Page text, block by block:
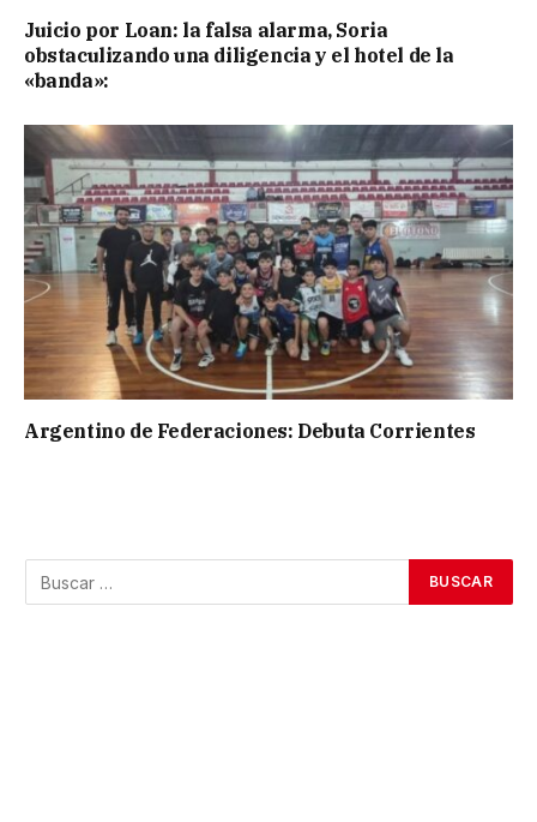
Juicio por Loan: la falsa alarma, Soria
obstaculizando una diligencia y el hotel de la
«banda»:
Argentino de Federaciones: Debuta Corrientes